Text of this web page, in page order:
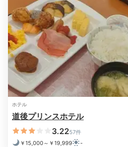
※設備・アメニティは、確認が取れている情
ホテル
道後プリンスホテル
3.2257件
￥15,000～￥19,999
-